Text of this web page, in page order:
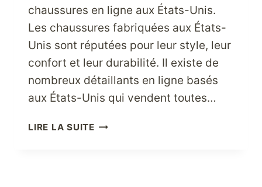
chaussures en ligne aux États-Unis.
Les chaussures fabriquées aux États-
Unis sont réputées pour leur style, leur
confort et leur durabilité. Il existe de
nombreux détaillants en ligne basés
aux États-Unis qui vendent toutes…
LIRE LA SUITECOMMENT